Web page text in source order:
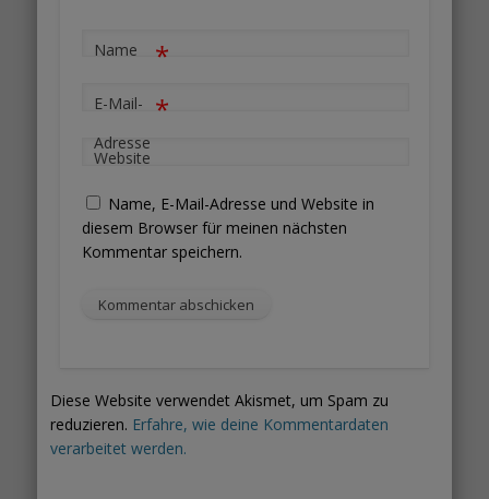
Name *
E-Mail-
Adresse
*
Website
Name, E-Mail-Adresse und Website in
diesem Browser für meinen nächsten
Kommentar speichern.
Diese Website verwendet Akismet, um Spam zu
reduzieren. Erfahre, wie deine Kommentardaten
verarbeitet werden.